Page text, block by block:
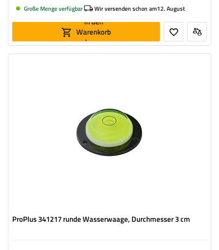
Große Menge verfügbar Wir versenden schon am12. August
In den
Warenkorb
legen
ProPlus 341217 runde Wasserwaage, Durchmesser 3 cm